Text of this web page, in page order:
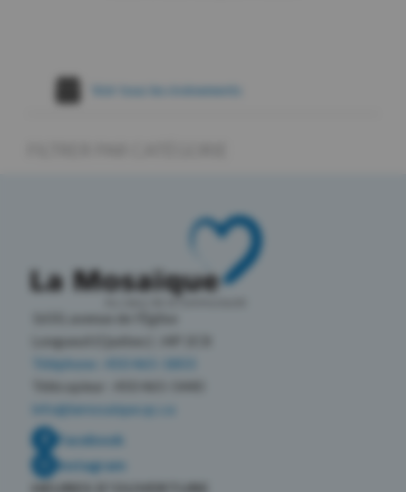
Voir tous les évènements
Longueuil (Québec) J4P 2C8
Téléphone : 450 465-1803
info@lamosaique.qc.ca
Facebook
Instagram